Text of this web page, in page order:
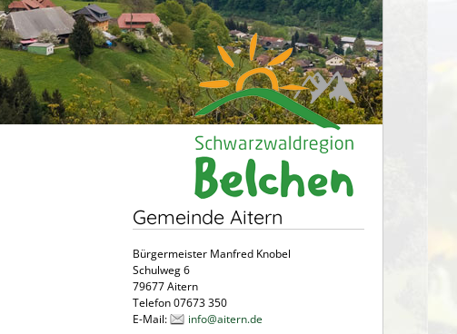
Gemeinde Aitern
Bürgermeister Manfred Knobel
Schulweg 6
79677 Aitern
Telefon 07673 350
E-Mail:
info@aitern.de